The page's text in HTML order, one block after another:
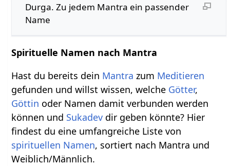
Durga. Zu jedem Mantra ein passender
Name
Spirituelle Namen nach Mantra
Hast du bereits dein Mantra zum Meditieren
gefunden und willst wissen, welche Götter,
Göttin oder Namen damit verbunden werden
können und Sukadev dir geben könnte? Hier
findest du eine umfangreiche Liste von
spirituellen Namen, sortiert nach Mantra und
Weiblich/Männlich.